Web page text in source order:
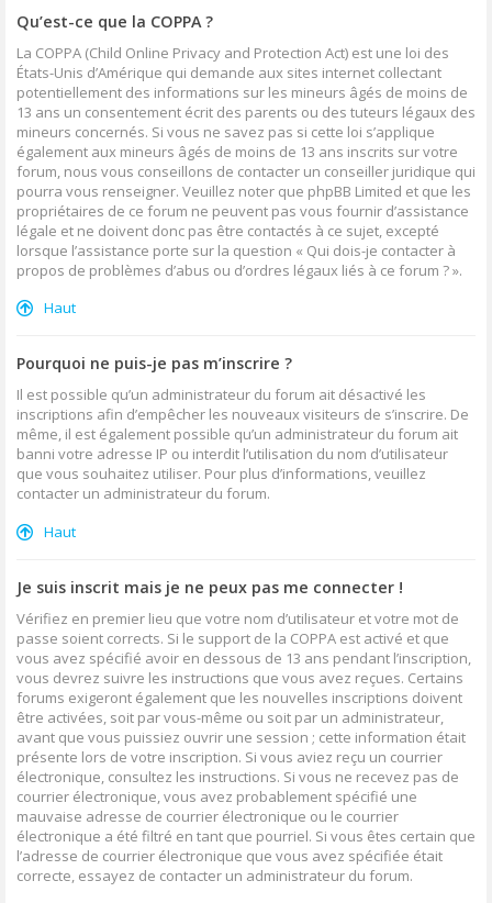
Qu’est-ce que la COPPA ?
La COPPA (Child Online Privacy and Protection Act) est une loi des
États-Unis d’Amérique qui demande aux sites internet collectant
potentiellement des informations sur les mineurs âgés de moins de
13 ans un consentement écrit des parents ou des tuteurs légaux des
mineurs concernés. Si vous ne savez pas si cette loi s’applique
également aux mineurs âgés de moins de 13 ans inscrits sur votre
forum, nous vous conseillons de contacter un conseiller juridique qui
pourra vous renseigner. Veuillez noter que phpBB Limited et que les
propriétaires de ce forum ne peuvent pas vous fournir d’assistance
légale et ne doivent donc pas être contactés à ce sujet, excepté
lorsque l’assistance porte sur la question « Qui dois-je contacter à
propos de problèmes d’abus ou d’ordres légaux liés à ce forum ? ».
Haut
Pourquoi ne puis-je pas m’inscrire ?
Il est possible qu’un administrateur du forum ait désactivé les
inscriptions afin d’empêcher les nouveaux visiteurs de s’inscrire. De
même, il est également possible qu’un administrateur du forum ait
banni votre adresse IP ou interdit l’utilisation du nom d’utilisateur
que vous souhaitez utiliser. Pour plus d’informations, veuillez
contacter un administrateur du forum.
Haut
Je suis inscrit mais je ne peux pas me connecter !
Vérifiez en premier lieu que votre nom d’utilisateur et votre mot de
passe soient corrects. Si le support de la COPPA est activé et que
vous avez spécifié avoir en dessous de 13 ans pendant l’inscription,
vous devrez suivre les instructions que vous avez reçues. Certains
forums exigeront également que les nouvelles inscriptions doivent
être activées, soit par vous-même ou soit par un administrateur,
avant que vous puissiez ouvrir une session ; cette information était
présente lors de votre inscription. Si vous aviez reçu un courrier
électronique, consultez les instructions. Si vous ne recevez pas de
courrier électronique, vous avez probablement spécifié une
mauvaise adresse de courrier électronique ou le courrier
électronique a été filtré en tant que pourriel. Si vous êtes certain que
l’adresse de courrier électronique que vous avez spécifiée était
correcte, essayez de contacter un administrateur du forum.